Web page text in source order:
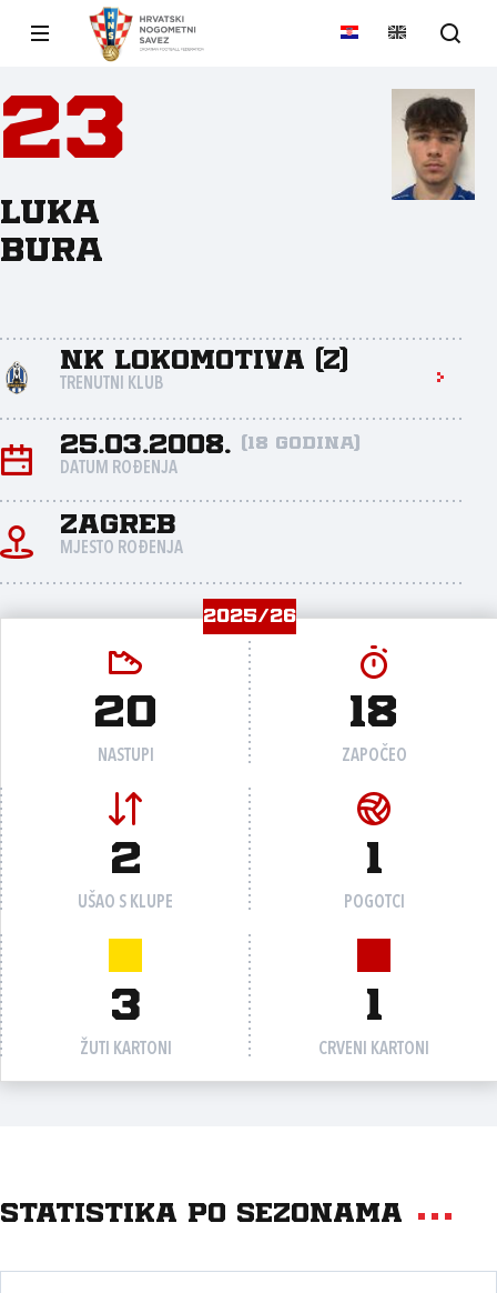
23
Luka
Bura
NK Lokomotiva (Z)
TRENUTNI KLUB
25.03.2008. (18 godina)
DATUM ROĐENJA
Zagreb
MJESTO ROĐENJA
2025/26
20
NASTUPI
18
ZAPOČEO
2
UŠAO S KLUPE
1
POGOTCI
3
ŽUTI KARTONI
1
CRVENI KARTONI
Statistika po sezonama